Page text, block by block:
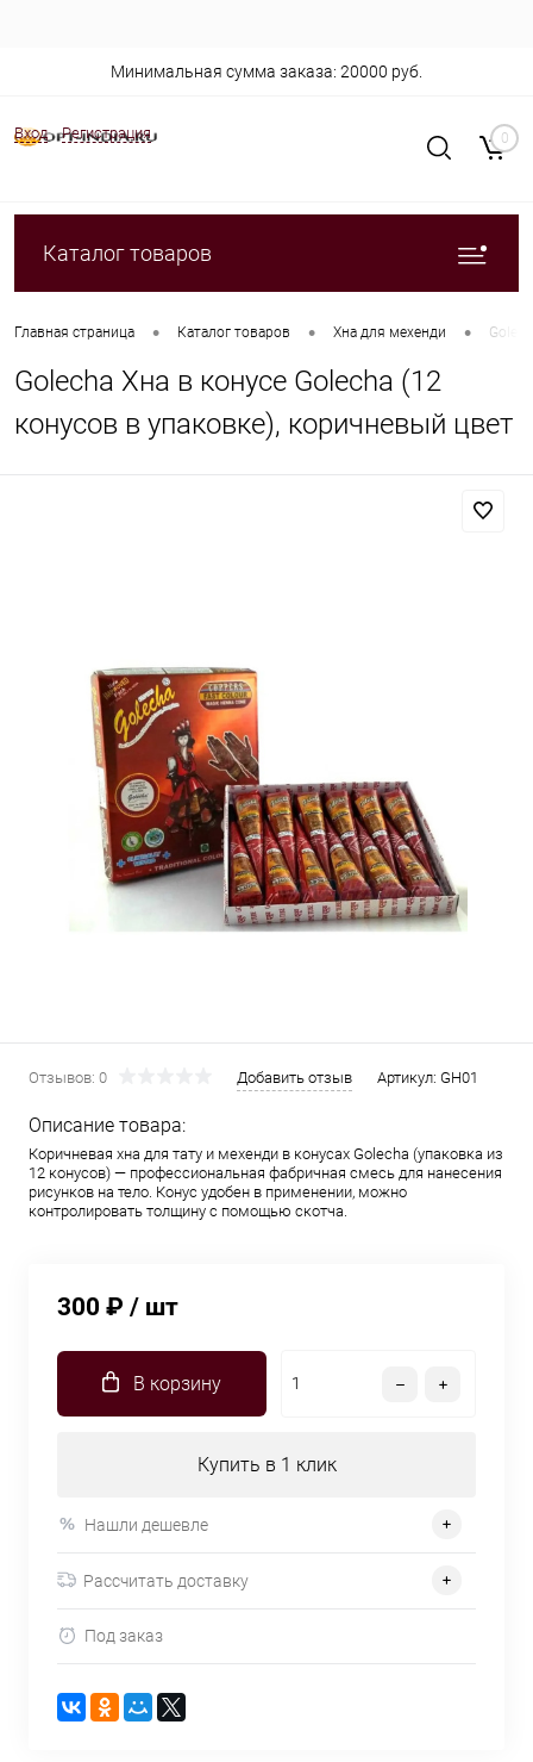
Вход Регистрация
Минимальная сумма заказа: 20000 руб.
0
Каталог товаров
Главная страница • Каталог товаров • Хна для мехенди •
Golecha Хна в конусе Golecha (12
конусов в упаковке), коричневый цвет
Отзывов: 0 Добавить отзыв Артикул: GH01
Описание товара:
Коричневая хна для тату и мехенди в конусах Golecha (упаковка из
12 конусов) — профессиональная фабричная смесь для нанесения
рисунков на тело. Конус удобен в применении, можно
контролировать толщину с помощью скотча.
300 ₽ / шт
В корзину
Купить в 1 клик
Нашли дешевле
Рассчитать доставку
Под заказ